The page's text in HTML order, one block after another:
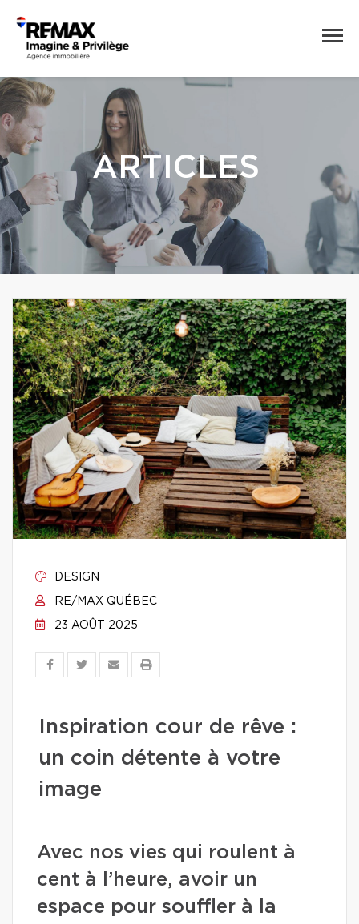
ARTICLES
DESIGN
RE/MAX QUÉBEC
23 AOÛT 2025
Inspiration cour de rêve :
un coin détente à votre
image
Avec nos vies qui roulent à
cent à l’heure, avoir un
espace pour souffler à la